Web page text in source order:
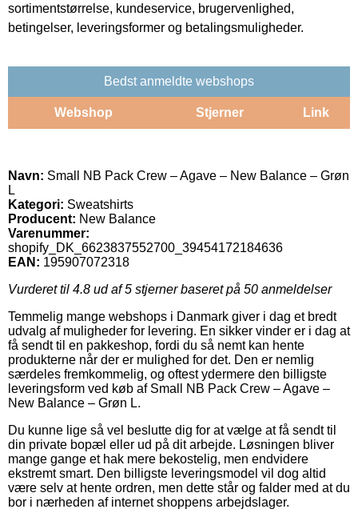
sortimentstørrelse, kundeservice, brugervenlighed,
betingelser, leveringsformer og betalingsmuligheder.
Bedst anmeldte webshops
Webshop Stjerner Link
Navn: Small NB Pack Crew – Agave – New Balance – Grøn
L
Kategori: Sweatshirts
Producent: New Balance
Varenummer:
shopify_DK_6623837552700_39454172184636
EAN: 195907072318
Vurderet til 4.8 ud af 5 stjerner baseret på 50 anmeldelser
Temmelig mange webshops i Danmark giver i dag et bredt
udvalg af muligheder for levering. En sikker vinder er i dag at
få sendt til en pakkeshop, fordi du så nemt kan hente
produkterne når der er mulighed for det. Den er nemlig
særdeles fremkommelig, og oftest ydermere den billigste
leveringsform ved køb af Small NB Pack Crew – Agave –
New Balance – Grøn L.
Du kunne lige så vel beslutte dig for at vælge at få sendt til
din private bopæl eller ud på dit arbejde. Løsningen bliver
mange gange et hak mere bekostelig, men endvidere
ekstremt smart. Den billigste leveringsmodel vil dog altid
være selv at hente ordren, men dette står og falder med at du
bor i nærheden af internet shoppens arbejdslager.